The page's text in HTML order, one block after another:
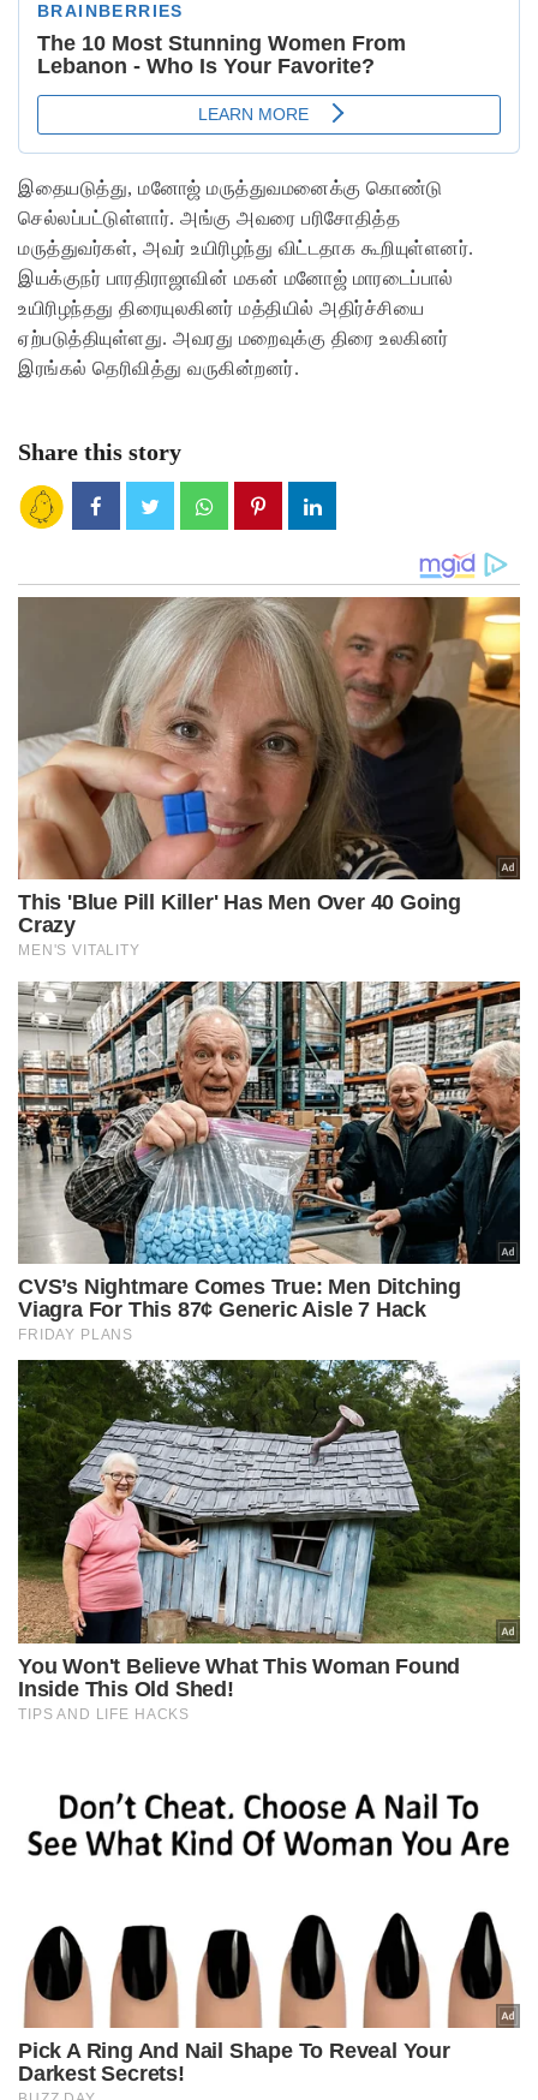
இதையடுத்து, மனோஜ் மருத்துவமனைக்கு கொண்டு
செல்லப்பட்டுள்ளார். அங்கு அவரை பரிசோதித்த
மருத்துவர்கள், அவர் உயிரிழந்து விட்டதாக கூறியுள்ளனர்.
இயக்குநர் பாரதிராஜாவின் மகன் மனோஜ் மாரடைப்பால்
உயிரிழந்தது திரையுலகினர் மத்தியில் அதிர்ச்சியை
ஏற்படுத்தியுள்ளது. அவரது மறைவுக்கு திரை உலகினர்
இரங்கல் தெரிவித்து வருகின்றனர்.
Share this story